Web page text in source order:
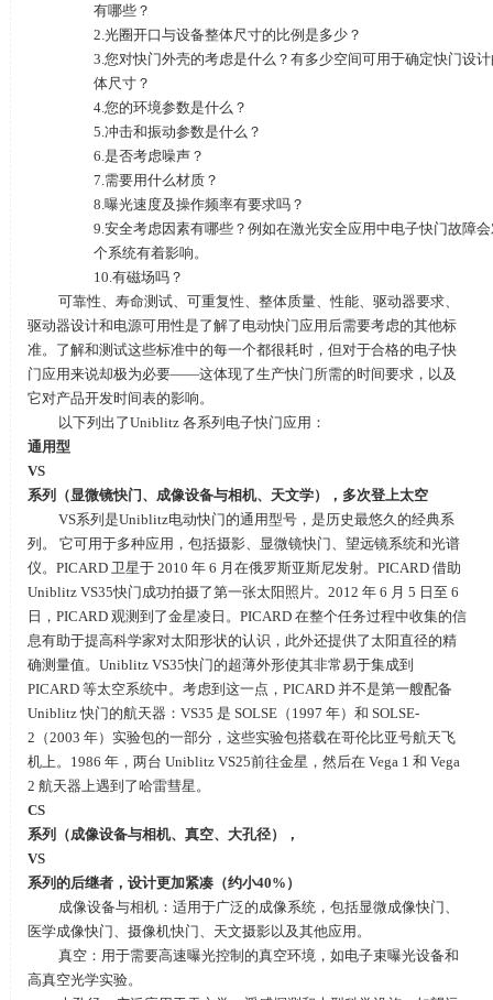
有哪些？
2.光圈开口与设备整体尺寸的比例是多少？
3.您对快门外壳的考虑是什么？有多少空间可用于确定快门设
体尺寸？
4.您的环境参数是什么？
5.冲击和振动参数是什么？
6.是否考虑噪声？
7.需要用什么材质？
8.曝光速度及操作频率有要求吗？
9.安全考虑因素有哪些？例如在激光安全应用中电子快门故障
个系统有着影响。
10.有磁场吗？
可靠性、寿命测试、可重复性、整体质量、性能、驱动器要求、
驱动器设计和电源可用性是了解了电动快门应用后需要考虑的其他标
准。了解和测试这些标准中的每一个都很耗时，但对于合格的电子快
门应用来说却极为必要——这体现了生产快门所需的时间要求，以及
它对产品开发时间表的影响。
以下列出了Uniblitz 各系列电子快门应用：
通用型
VS
系列（显微镜快门、成像设备与相机、天文学），多次登上太空
VS系列是Uniblitz电动快门的通用型号，是历史最悠久的经典系
列。 它可用于多种应用，包括摄影、显微镜快门、望远镜系统和光谱
仪。PICARD 卫星于2010 年6 月在俄罗斯亚斯尼发射。 PICARD 借助
Uniblitz VS35快门成功拍摄了第一张太阳照片。 2012 年6 月 5 日至 6
日， PICARD 观测到了金星凌日。 PICARD 在整个任务过程中收集的信
息有助于提高科学家对太阳形状的认识，此外还提供了太阳直径的精
确测量值。 Uniblitz VS35快门的超薄外形使其非常易于集成到
PICARD 等太空系统中。考虑到这一点， PICARD 并不是第一艘配备
Uniblitz快门的航天器： VS35 是 SOLSE（ 1997 年）和 SOLSE-
2 （2003 年）实验包的一部分，这些实验包搭载在哥伦比亚号航天飞
机上。 1986 年，两台 Uniblitz VS25前往金星，然后在Vega 1 和 Vega
2 航天器上遇到了哈雷彗星。
CS
系列（成像设备与相机、真空、大孔径），
VS
系列的后继者，设计更加紧凑（约小40% ）
成像设备与相机：适用于广泛的成像系统，包括显微成像快门、
医学成像快门、摄像机快门、天文摄影以及其他应用。
真空：用于需要高速曝光控制的真空环境，如电子束曝光设备和
高真空光学实验。